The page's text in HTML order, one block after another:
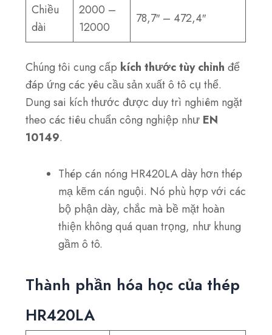
Chiều
dài
2000 –
12000
78,7″ – 472,4″
Chúng tôi cung cấp kích thước tùy chỉnh để
đáp ứng các yêu cầu sản xuất ô tô cụ thể.
Dung sai kích thước được duy trì nghiêm ngặt
theo các tiêu chuẩn công nghiệp như EN
10149.
Thép cán nóng HR420LA dày hơn thép
mạ kẽm cán nguội. Nó phù hợp với các
bộ phận dày, chắc mà bề mặt hoàn
thiện không quá quan trọng, như khung
gầm ô tô.
Thành phần hóa học của thép
HR420LA